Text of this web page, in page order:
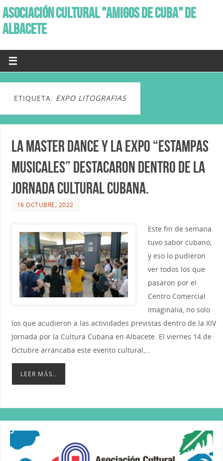
ASOCIACIÓN CULTURAL "AMIGOS DE CUBA" DE
ALBACETE
ETIQUETA: EXPO LITOGRAFIAS
La Master Dance y la Expo “Estampas
Musicales” destacaron dentro de la
Jornada Cultural Cubana.
16 OCTUBRE, 2022
Este fin de semana
tuvo sabor cubano,
y eso lo pudieron
ver todos los que
pasaron por el
Centro Comercial
Imaginalia, no solo
los que acudieron a las actividades previstas dentro de la XIV
Jornada por la Cultura Cubana en Albacete. El viernes 14 de
Octubre arrancaba este evento cultural,…
LEER MÁS..